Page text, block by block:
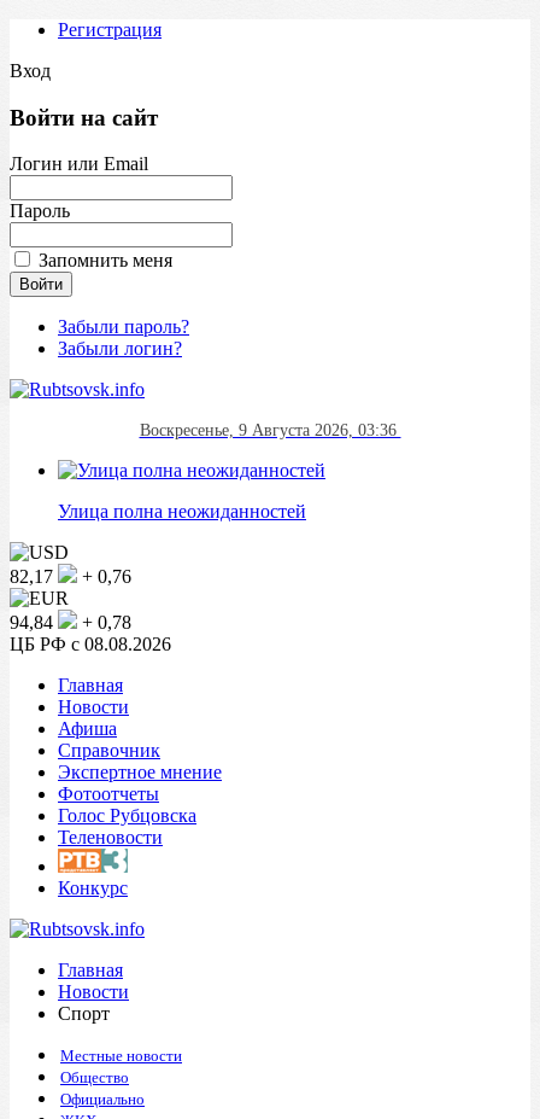
Регистрация
Вход
Войти на сайт
Логин или Email
Пароль
Запомнить меня
Забыли пароль?
Забыли логин?
Воскресенье, 9 Августа 2026, 03:36
Улица полна неожиданностей
82,17 + 0,76
94,84
+ 0,78
ЦБ РФ c 08.08.2026
Главная
Новости
Афиша
Справочник
Экспертное мнение
Фотоотчеты
Голос Рубцовска
Теленовости
Конкурс
Главная
Новости
Спорт
Местные новости
Общество
Официально